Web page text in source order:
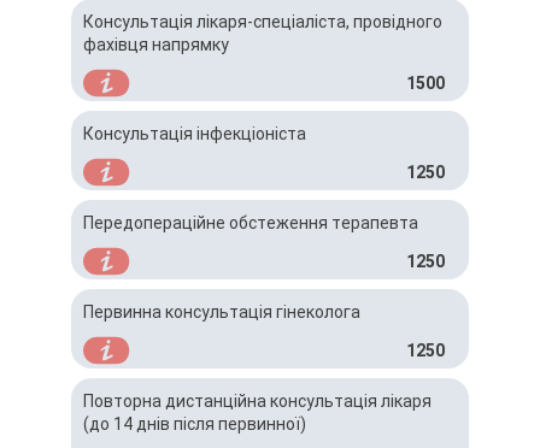
Консультація лікаря-спеціаліста, провідного
фахівця напрямку
1500
Консультація інфекціоніста
1250
Передопераційне обстеження терапевта
1250
Первинна консультація гінеколога
1250
Повторна дистанційна консультація лікаря
(до 14 днів після первинної)